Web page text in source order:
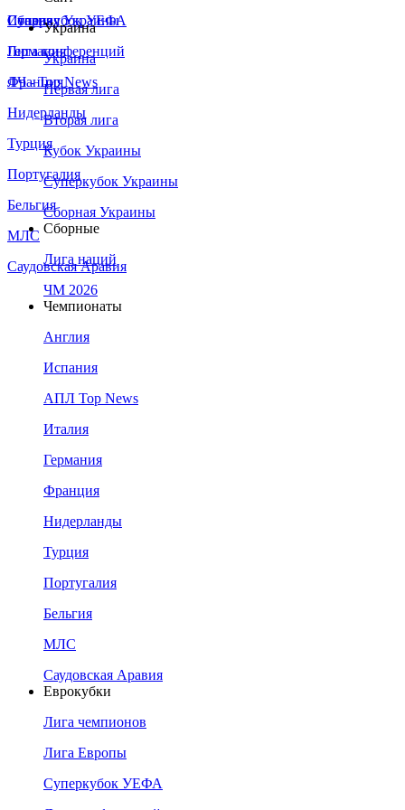
Сборная Украины
Италия
Германия
Франция
Нидерланды
Турция
Португалия
Бельгия
МЛС
Саудовская Аравия
Суперкубок УЕФА
Лига конференций
ЛЧ - Top News
Украина
Украина
Первая лига
Вторая лига
Кубок Украины
Суперкубок Украины
Сборная Украины
Сборные
Лига наций
ЧМ 2026
Чемпионаты
Англия
Испания
АПЛ Top News
Италия
Германия
Франция
Нидерланды
Турция
Португалия
Бельгия
МЛС
Саудовская Аравия
Еврокубки
Лига чемпионов
Лига Европы
Суперкубок УЕФА